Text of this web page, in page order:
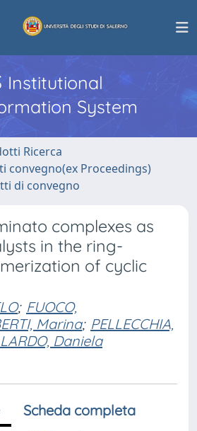
Institutional
System
Ricerca
convegno(ex Proceedings)
di convegno
complexes as
in the ring-
of cyclic
; FUOCO,
Marina; PELLECCHIA,
Daniela
Scheda completa